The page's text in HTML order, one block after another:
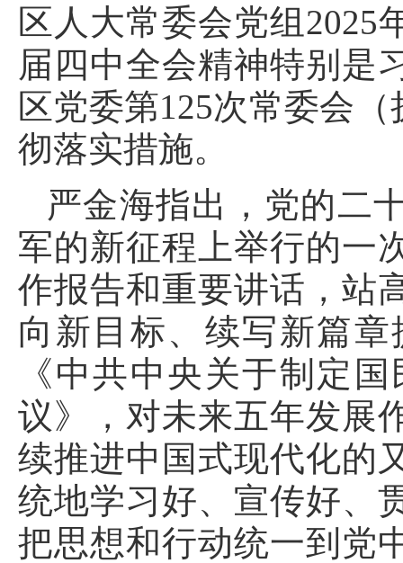
区人大常委会党组2025
届四中全会精神特别是
区党委第125次常委会
彻落实措施。
严金海指出，党的二
军的新征程上举行的一
作报告和重要讲话，站
向新目标、续写新篇
《中共中央关于制定
议》，对未来五年发展
续推进中国式现代化的
统地学习好、宣传好、
把思想和行动统一到党